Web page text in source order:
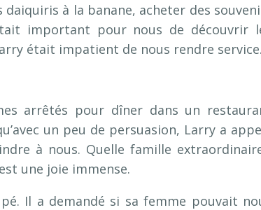
à la banane, acheter des
important pour nous de découvrir
était impatient de nous rendre service.
arrêtés pour dîner dans un
un peu de persuasion, Larry a
à nous. Quelle famille
une joie immense.
Il a demandé si sa femme pouvait